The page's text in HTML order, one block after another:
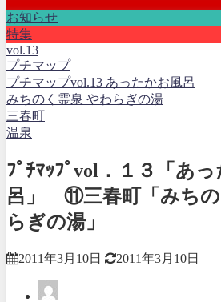
お知らせ
特集
vol.13
プチマップ
プチマップvol.13 あったかお風呂
みちのく霊泉 やわらぎの湯
三春町
温泉
ﾌﾟﾁﾏｯﾌﾟvol．１３「あ
呂」 ⑪三春町「みち
らぎの湯」
2011年3月10日 2011年3月10日